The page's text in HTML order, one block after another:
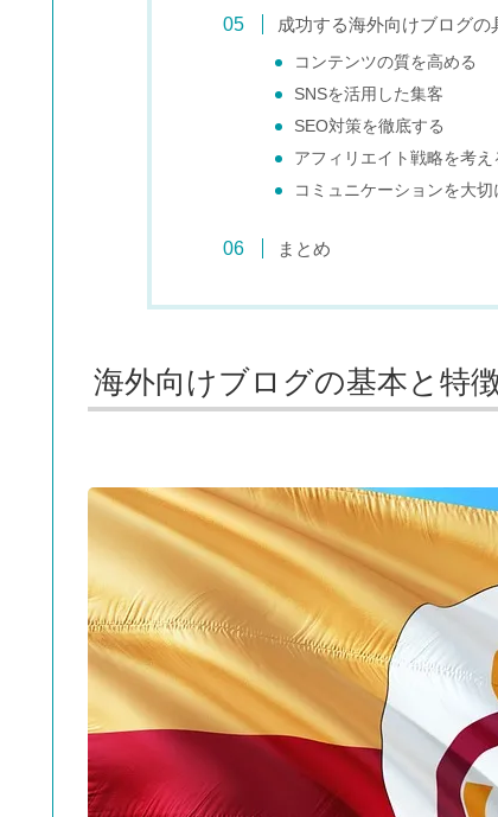
成功する海外向けブログ
コンテンツの質を高める
SNSを活用した集客
SEO対策を徹底する
アフィリエイト戦略を考え
コミュニケーションを大切
まとめ
海外向けブログの基本と特